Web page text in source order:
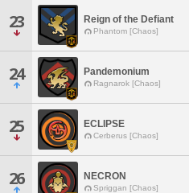
23 Reign of the Defiant
Phantom [Chaos]
24 Pandemonium
Ragnarok [Chaos]
25 ECLIPSE
Cerberus [Chaos]
26 NECRON
Spriggan [Chaos]